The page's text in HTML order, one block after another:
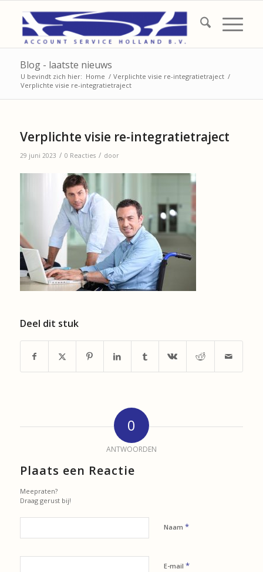
Blog - laatste nieuws
U bevindt zich hier: Home / Verplichte visie re-integratietraject /
Verplichte visie re-integratietraject
Verplichte visie re-integratietraject
29 juni 2023 / 0 Reacties / door
Deel dit stuk
0
ANTWOORDEN
Plaats een Reactie
Meepraten?
Draag gerust bij!
Naam *
E-mail *